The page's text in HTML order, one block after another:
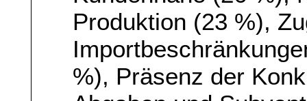
Produktion (23 %),
%), Präsenz der